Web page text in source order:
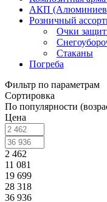
АКП
Розничный
Очки
Стаканы
Погреба
Фильтр по параметрам
Сортировка
По популярности
Цена
2 462
11 081
19 699
28 318
36 936